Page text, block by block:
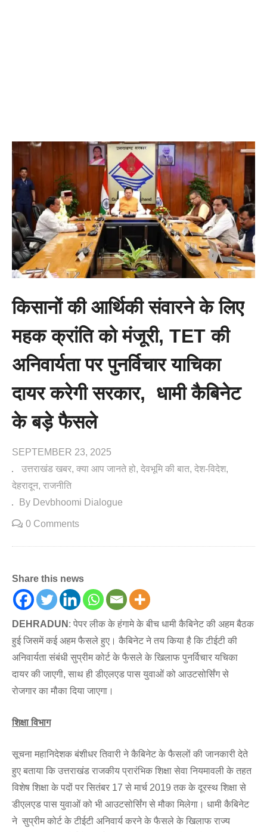
किसानों की आर्थिकी संवारने के लिए
महक क्रांति को मंजूरी, TET की
अनिवार्यता पर पुनर्विचार याचिका
दायर करेगी सरकार, धामी कैबिनेट
के बड़े फैसले
SEPTEMBER 23, 2025
उत्तराखंड खबर क्या आप जानते हो देवभूमि की बात देश-विदेश
देहरादून राजनीति
By Devbhoomi Dialogue
0 Comments
Share this news
DEHRADUN : पेपर लीक के हंगामे के बीच धामी कैबिनेट की अहम बैठक
हुई जिसमें कई अहम फैसले हुए। कैबिनेट ने तय किया है कि टीईटी की
अनिवार्यता संबंधी सुप्रीम कोर्ट के फैसले के खिलाफ पुनर्विचार यचिका
दायर की जाएगी, साथ ही डीएलएड पास युवाओं को आउटसोर्सिंग से
रोजगार का मौका दिया जाएगा।
शिक्षा विभाग
सूचना महानिदेशक बंशीधर तिवारी ने कैबिनेट के फैसलों की जानकारी देते
हुए बताया कि उत्तराखंड राजकीय प्रारंभिक शिक्षा सेवा नियमावली के तहत
विशेष शिक्षा के पदों पर सितंबर 17 से मार्च 2019 तक के दूरस्थ शिक्षा से
डीएलएड पास युवाओं को भी आउटसोर्सिंग से मौका मिलेगा। धामी कैबिनेट
ने सुप्रीम कोर्ट के टीईटी अनिवार्य करने के फैसले के खिलाफ राज्य